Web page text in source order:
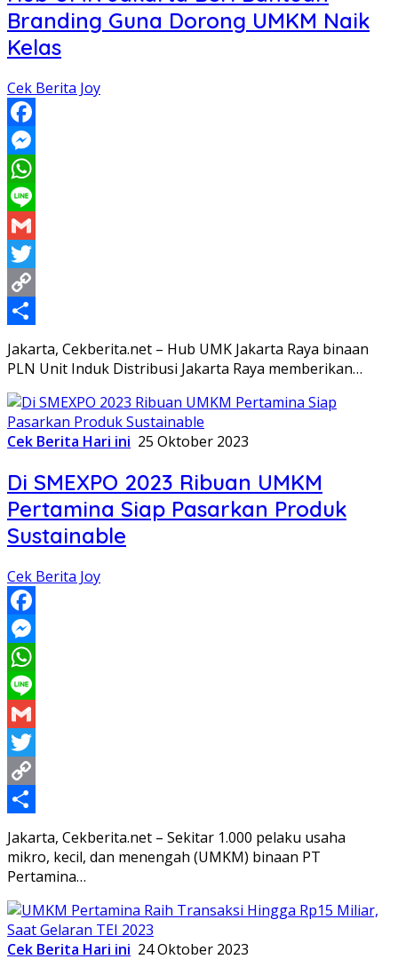
Branding Guna Dorong UMKM Naik
Kelas
Cek Berita Joy
Facebook
Messenger
WhatsApp
Line
Gmail
Twitter
Copy
Link
Share
Jakarta, Cekberita.net – Hub UMK Jakarta Raya binaan
PLN Unit Induk Distribusi Jakarta Raya memberikan…
Cek Berita Hari ini 25 Oktober 2023
Di SMEXPO 2023 Ribuan UMKM
Pertamina Siap Pasarkan Produk
Sustainable
Cek Berita Joy
Facebook
Messenger
WhatsApp
Line
Gmail
Twitter
Copy
Link
Share
Jakarta, Cekberita.net – Sekitar 1.000 pelaku usaha
mikro, kecil, dan menengah (UMKM) binaan PT
Pertamina…
Cek Berita Hari ini 24 Oktober 2023